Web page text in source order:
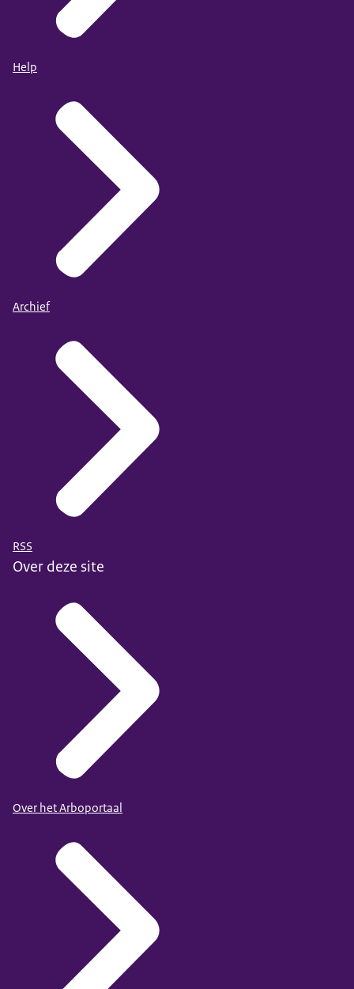
Help
Archief
RSS
Over deze site
Over het Arboportaal